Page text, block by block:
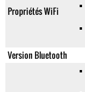
Propriétés WiFi
Version Bluetooth